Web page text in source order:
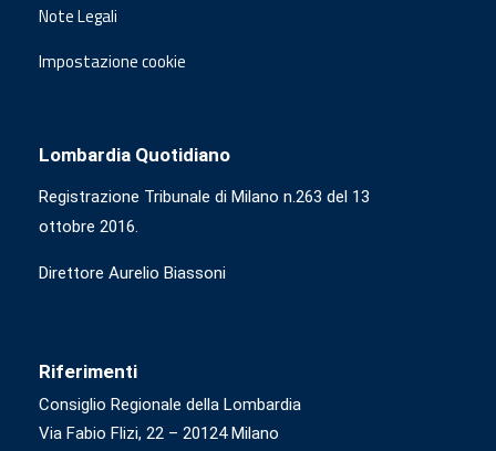
Note Legali
Impostazione cookie
Lombardia Quotidiano
Registrazione Tribunale di Milano n.263 del 13
ottobre 2016.
Direttore Aurelio Biassoni
Riferimenti
Consiglio Regionale della Lombardia
Via Fabio Flizi, 22 – 20124 Milano